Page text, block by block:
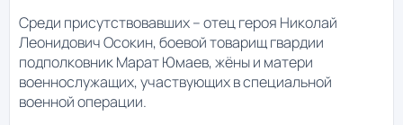
Среди присутствовавших – отец героя Николай
Леонидович Осокин, боевой товарищ гвардии
подполковник Марат Юмаев, жёны и матери
военнослужащих, участвующих в специальной
военной операции.